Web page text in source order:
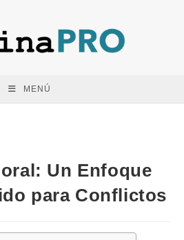
MENÚ
Un Enfoque
para Conflictos